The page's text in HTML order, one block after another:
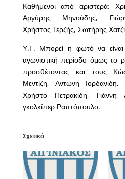
Καθήμενοι από αριστερά:
Αργύρης Μηνούδης,
Χρήστος Τερζής, Σωτήρης
Υ.Γ. Μπορεί η φωτό να
αγωνιστική περίοδο όμως το
προσθέτοντας και τους
Μεντίζη, Αντώνη Ιορδανίδη,
Χρήστο Πετρακίδη,
γκολκίπερ Ραπτόπουλο.
Σχετικά